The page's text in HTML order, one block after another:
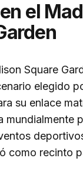
el
Square
elegido
su enlace
mundialmente
como recinto